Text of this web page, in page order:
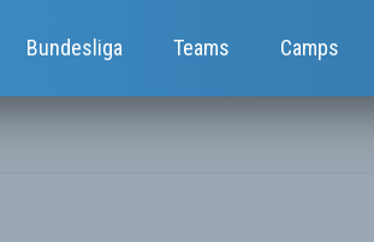
Bundesliga Teams Camps